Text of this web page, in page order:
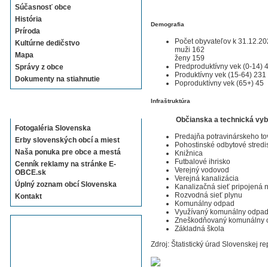
Súčasnosť obce
História
Príroda
Kultúrne dedičstvo
Mapa
Správy z obce
Dokumenty na stiahnutie
Fotogaléria Slovenska
Erby slovenských obcí a miest
Naša ponuka pre obce a mestá
Cenník reklamy na stránke E-
OBCE.sk
Úplný zoznam obcí Slovenska
Kontakt
Demografia
Počet obyvateľov k
muži 162
ženy 159
Predproduktívny vek (0-14)
Produktívny vek (15-64) 231
Poproduktívny vek (65+) 45
Infraštruktúra
Občianska a technická
Predajňa potravinárskeho
Pohostinské odbytové
Knižnica
Futbalové ihrisko
Verejný vodovod
Verejná kanalizácia
Kanalizačná sieť pripojená
Rozvodná sieť plynu
Komunálny odpad
Využívaný komunálny odpad
Zneškodňovaný komunálny
Základná škola
Zdroj: Štatistický úrad Slovenskej